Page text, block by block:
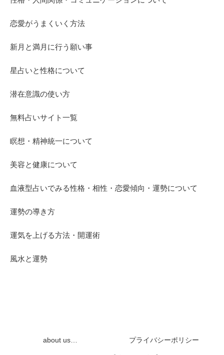
恋愛がうまくいく方法
新月と満月に行う願い事
星占いと性格について
潜在意識の使い方
無料占いサイト一覧
瞑想・精神統一について
美容と健康について
血液型占いでみる性格・相性・恋愛傾向・運勢について
運勢の導き方
運気を上げる方法・開運術
風水と運勢
about us… プライバシーポリシー